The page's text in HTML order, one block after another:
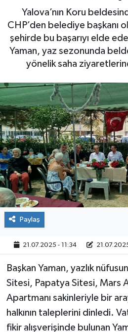
Yalova’nın Koru
CHP’den belediye başkanı
şehirde bu başarıyı elde
Yaman, yaz sezonunda
yönelik saha
Paylaş
21.07.2025 - 11:34
Başkan Yaman, yazlık
Sitesi, Papatya Sitesi, Mars
Apartmanı sakinleriyle bir
halkının taleplerini dinledi.
fikir alışverişinde bulunan
Yaşam